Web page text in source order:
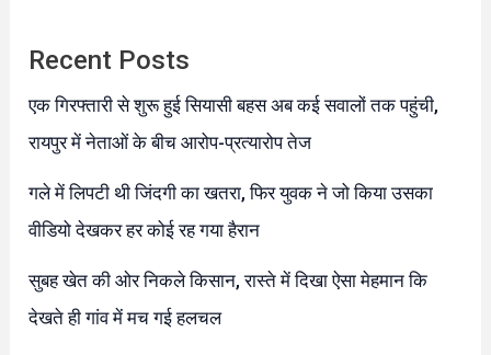
Recent Posts
एक गिरफ्तारी से शुरू हुई सियासी बहस अब कई सवालों तक पहुंची,
रायपुर में नेताओं के बीच आरोप-प्रत्यारोप तेज
गले में लिपटी थी जिंदगी का खतरा, फिर युवक ने जो किया उसका
वीडियो देखकर हर कोई रह गया हैरान
सुबह खेत की ओर निकले किसान, रास्ते में दिखा ऐसा मेहमान कि
देखते ही गांव में मच गई हलचल